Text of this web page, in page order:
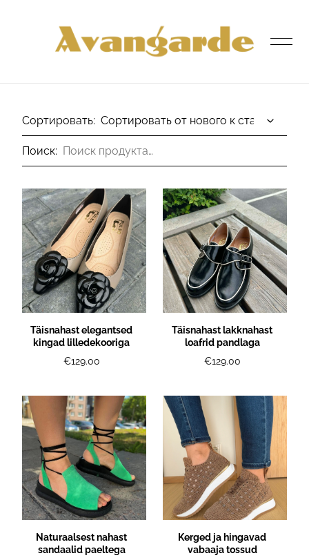
был добавлен в корзину. Просмотр корзины
МАГАЗИН
О НАС
КОНТАКТ
Сортировать:
Поиск:
Täisnahast elegantsed
kingad lilledekooriga
€129.00
Täisnahast lakknahast
loafrid pandlaga
€129.00
Naturaalsest nahast
sandaalid paeltega
Kerged ja hingavad
vabaaja tossud